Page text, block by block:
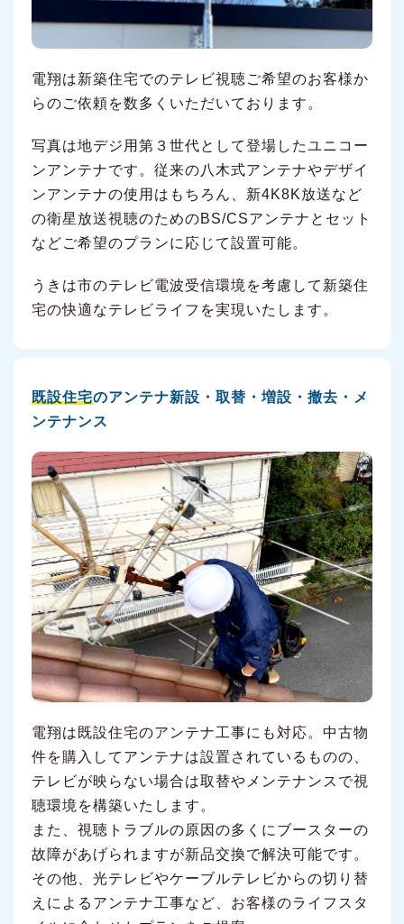
電翔は新築住宅でのテレビ視聴ご希望のお客様か
らのご依頼を数多くいただいております。
写真は地デジ用第３世代として登場したユニコー
ンアンテナです。従来の八木式アンテナやデザイ
ンアンテナの使用はもちろん、新4K8K放送など
の衛星放送視聴のためのBS/CSアンテナとセット
などご希望のプランに応じて設置可能。
うきは市のテレビ電波受信環境を考慮して新築住
宅の快適なテレビライフを実現いたします。
既設住宅のアンテナ新設・取替・増設・撤去・メ
ンテナンス
電翔は既設住宅のアンテナ工事にも対応。中古物
件を購入してアンテナは設置されているものの、
テレビが映らない場合は取替やメンテナンスで視
聴環境を構築いたします。
また、視聴トラブルの原因の多くにブースターの
故障があげられますが新品交換で解決可能です。
その他、光テレビやケーブルテレビからの切り替
えによるアンテナ工事など、お客様のライフスタ